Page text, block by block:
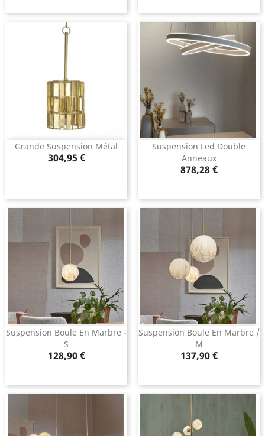
Grande Suspension Métal
Prix
304,95 €
Suspension Led Double
Anneaux
Prix
878,28 €
Suspension Boule En Marbre -
S
Prix
128,90 €
Suspension Boule En Marbre /
M
Prix
137,90 €